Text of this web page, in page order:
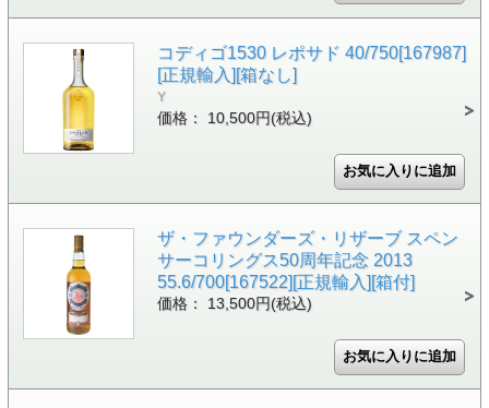
コディゴ1530 レポサド 40/750[167987]
[正規輸入][箱なし]
Y
価格： 10,500円(税込)
ザ・ファウンダーズ・リザーブ スペン
サーコリングス50周年記念 2013
55.6/700[167522][正規輸入][箱付]
価格： 13,500円(税込)